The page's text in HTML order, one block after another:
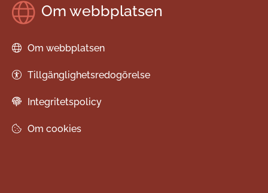
Om webbplatsen
Om webbplatsen
Tillgänglighetsredogörelse
Integritetspolicy
Om cookies